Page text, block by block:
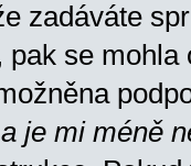
zadáváte
pak se
je mi méně